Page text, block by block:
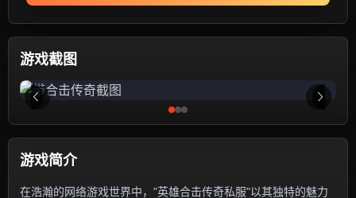
游戏截图
游戏简介
在浩瀚的网络游戏世界中，"英雄合击传奇私服"以其独特的魅力